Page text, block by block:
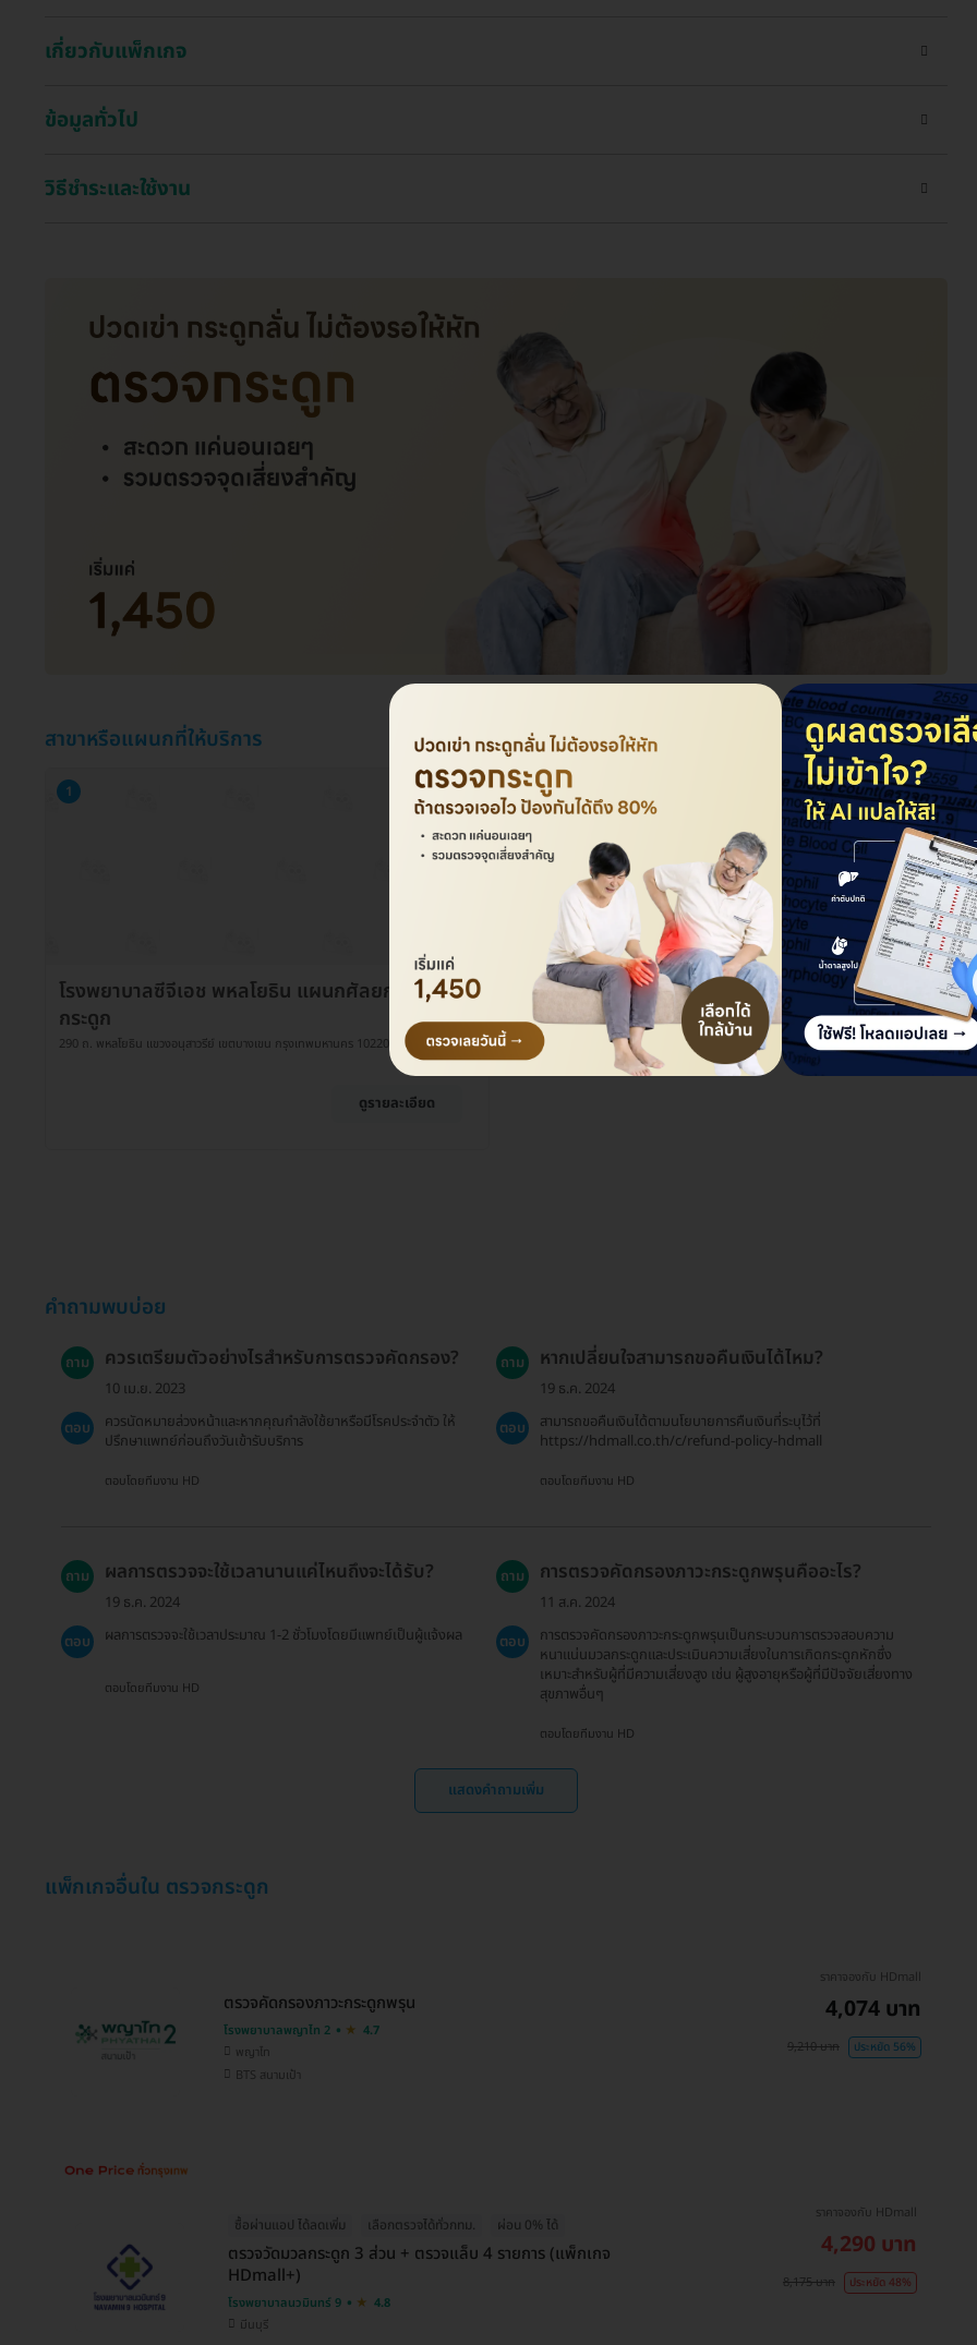
เกี่ยวกับแพ็กเกจ
ข้อมูลทั่วไป
วิธีชำระและใช้งาน
สาขาหรือแผนกที่ให้บริการ
1
โรงพยาบาลซีจีเอช พหลโยธิน แผนกศัลยกรรม
กระดูก
290 ถ. พหลโยธิน แขวงอนุสาวรีย์ เขตบางเขน กรุงเทพมหานคร 10220
ดูรายละเอียด
คำถามพบบ่อย
ถาม ควรเตรียมตัวอย่างไรสำหรับการตรวจคัดกรอง?
10 เม.ย. 2023
ตอบ
ควรนัดหมายล่วงหน้าและหากคุณกำลังใช้ยาหรือมีโรคประจำตัว ให้
ปรึกษาแพทย์ก่อนถึงวันเข้ารับบริการ
ตอบโดยทีมงาน HD
ถาม หากเปลี่ยนใจสามารถขอคืนเงินได้ไหม?
19 ธ.ค. 2024
ตอบ
สามารถขอคืนเงินได้ตามนโยบายการคืนเงินที่ระบุไว้ที่
https://hdmall.co.th/c/refund-policy-hdmall
ตอบโดยทีมงาน HD
ถาม ผลการตรวจจะใช้เวลานานแค่ไหนถึงจะได้รับ?
19 ธ.ค. 2024
ตอบ
ผลการตรวจจะใช้เวลาประมาณ 1-2 ชั่วโมงโดยมีแพทย์เป็นผู้แจ้งผล
ตอบโดยทีมงาน HD
ถาม การตรวจคัดกรองภาวะกระดูกพรุนคืออะไร?
11 ส.ค. 2024
ตอบ
การตรวจคัดกรองภาวะกระดูกพรุนเป็นกระบวนการตรวจสอบความ
หนาแน่นมวลกระดูกและประเมินความเสี่ยงในการเกิดกระดูกหักซึ่ง
เหมาะสำหรับผู้ที่มีความเสี่ยงสูง เช่น ผู้สูงอายุหรือผู้ที่มีปัจจัยเสี่ยงทาง
สุขภาพอื่นๆ
ตอบโดยทีมงาน HD
แสดงคำถามเพิ่ม
แพ็กเกจอื่นใน ตรวจกระดูก
ตรวจคัดกรองภาวะกระดูกพรุน
โรงพยาบาลพญาไท 2
4.7
พญาไท
BTS สนามเป้า
ราคาจองกับ HDmall
4,074 บาท
9,210 บาท ประหยัด 56%
ซื้อผ่านแอป ได้ลดเพิ่ม เลือกตรวจได้ทั่วกทม. ผ่อน 0% ได้
ตรวจวัดมวลกระดูก 3 ส่วน + ตรวจแล็บ 4 รายการ (แพ็กเกจ
HDmall+)
โรงพยาบาลนวมินทร์ 9
4.8
มีนบุรี
ราคาจองกับ HDmall
4,290 บาท
8,175 บาท ประหยัด 48%